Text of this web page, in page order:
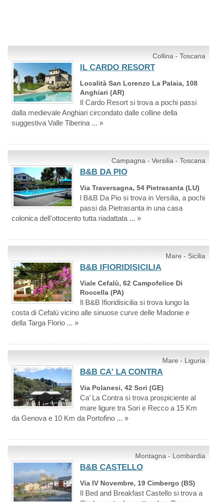
Collina - Toscana
IL CARDO RESORT
Località San Lorenzo La Palaia, 108
Anghiari (AR)
Il Cardo Resort si trova a pochi passi
dalla medievale Anghiari circondato dalle colline della
suggestiva Valle Tiberina ... »
Campagna - Versilia - Toscana
B&B DA PIO
Via Traversagna, 54 Pietrasanta (LU)
l B&B Da Pio si trova in Versilia, a pochi
passi da Pietrasanta in una casa
colonica dell'ottocento tutta riadattata ... »
Mare - Sicilia
B&B IFIORIDISICILIA
Viale Cefalù, 62 Campofelice Di
Roccella (PA)
Il B&B Ifioridisicilia si trova lungo la
costa di Cefalù vicino alle sinuose curve delle Madonie e
della Targa Florio ... »
Mare - Liguria
B&B CA' LA CONTRA
Via Polanesi, 42 Sori (GE)
Ca’ La Contra si trova prospiciente al
mare ligure tra Sori e Recco a 15 Km
da Genova e 10 Km da Portofino ... »
Montagna - Lombardia
B&B CASTELLO
Via IV Novembre, 19 Cimbergo (BS)
Il Bed and Breakfast Castello si trova a